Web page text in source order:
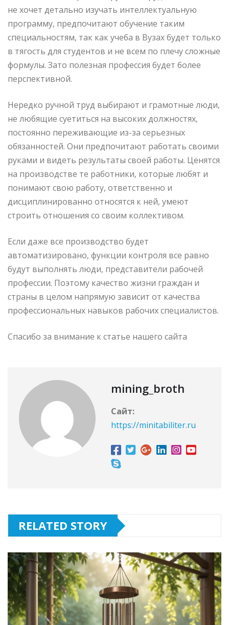
не хочет детально изучать интеллектуальную
программу, предпочитают обучение таким
специальностям, так как учеба в Вузах будет только
в тягость для студентов и не всем по плечу сложные
формулы. Зато полезная профессия будет более
перспективной.
Нередко ручной труд выбирают и грамотные люди,
не любящие суетиться на высоких должностях,
постоянно переживающие из-за серьезных
обязанностей. Они предпочитают работать своими
руками и видеть результаты своей работы. Ценятся
на производстве те работники, которые любят и
понимают свою работу, ответственно и
дисциплинированно относятся к ней, умеют
строить отношения со своим коллективом.
Если даже все производство будет
автоматизировано, функции контроля все равно
будут выполнять люди, представители рабочей
профессии. Поэтому качество жизни граждан и
страны в целом напрямую зависит от качества
профессиональных навыков рабочих специалистов.
Спасибо за внимание к статье нашего сайта
mining_broth
Сайт:
https://minitabiliter.ru
RELATED STORY